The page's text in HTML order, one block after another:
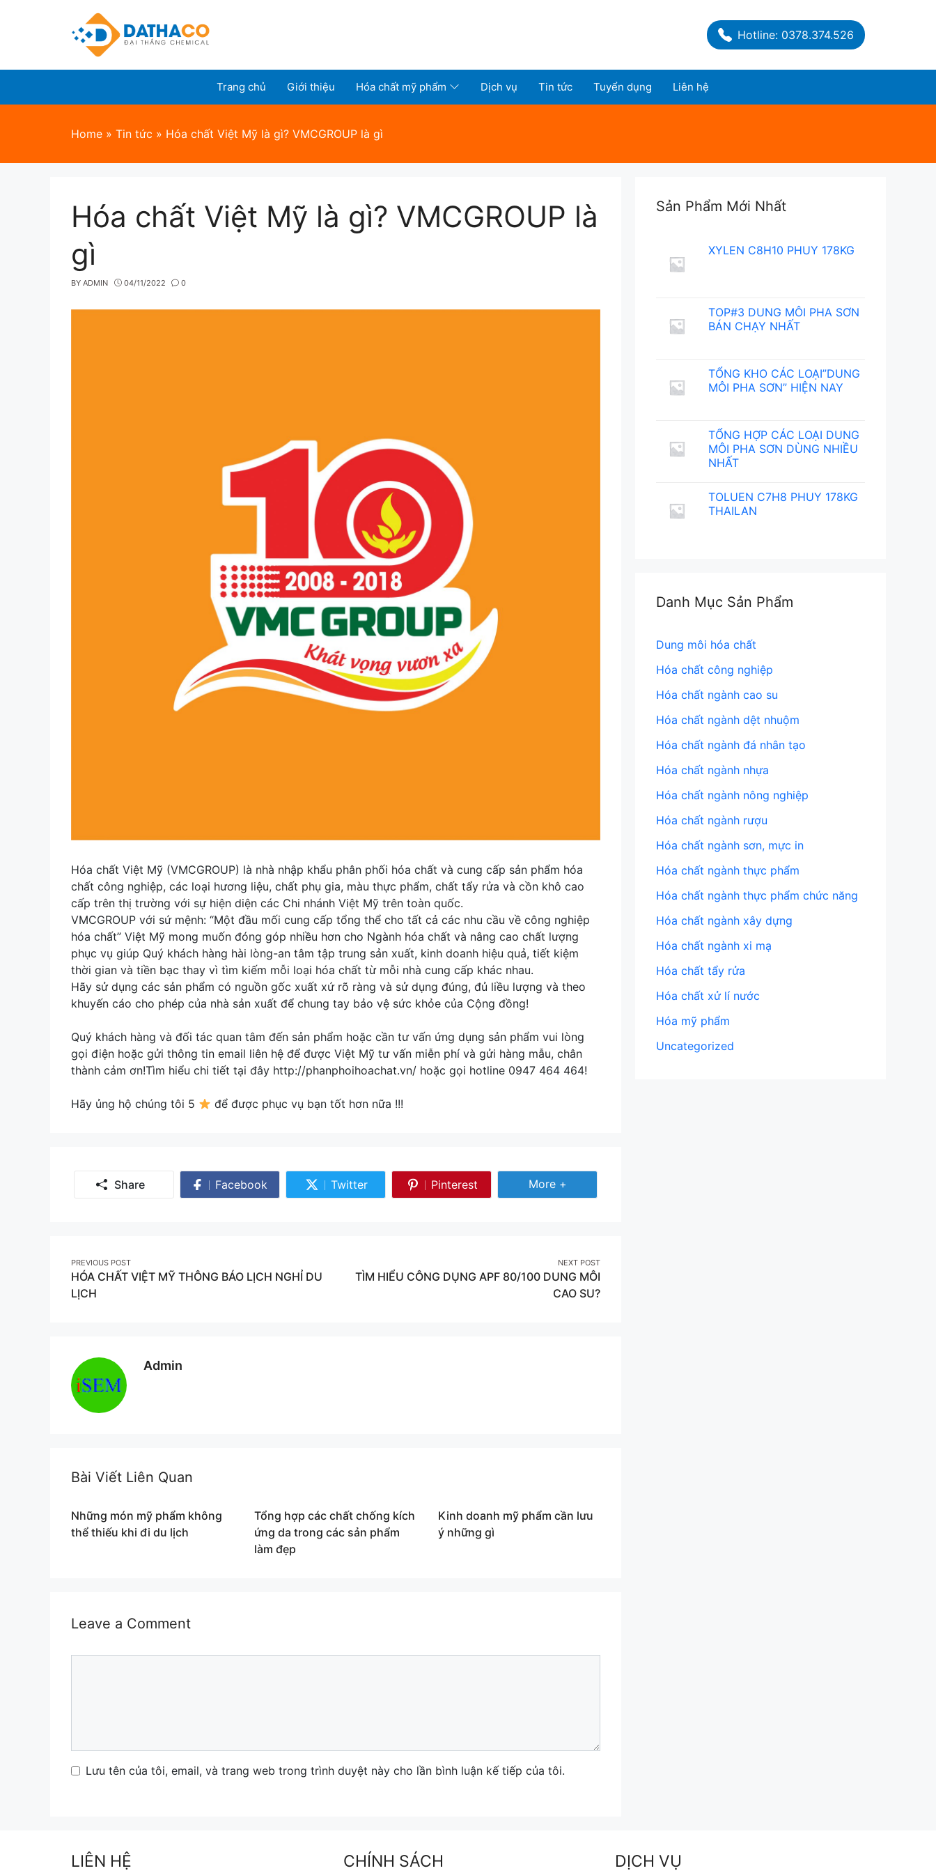
Hotline: 0378.374.526
Trang chủ Giới thiệu Hóa chất mỹ phẩm Dịch vụ Tin tức Tuyển dụng Liên hệ
Home » Tin tức » Hóa chất Việt Mỹ là gì? VMCGROUP là gì
Hóa chất Việt Mỹ là gì? VMCGROUP là
gì
BY ADMIN 04/11/2022 0
Hóa chất Việt Mỹ (VMCGROUP) là nhà nhập khẩu phân phối hóa chất và cung cấp sản phẩm hóa
chất công nghiệp, các loại hương liệu, chất phụ gia, màu thực phẩm, chất tẩy rửa và cồn khô cao
cấp trên thị trường với sự hiện diện các Chi nhánh Việt Mỹ trên toàn quốc.
VMCGROUP với sứ mệnh: “Một đầu mối cung cấp tổng thể cho tất cả các nhu cầu về công nghiệp
hóa chất” Việt Mỹ mong muốn đóng góp nhiều hơn cho Ngành hóa chất và nâng cao chất lượng
phục vụ giúp Quý khách hàng hài lòng-an tâm tập trung sản xuất, kinh doanh hiệu quả, tiết kiệm
thời gian và tiền bạc thay vì tìm kiếm mỗi loại hóa chất từ mỗi nhà cung cấp khác nhau.
Hãy sử dụng các sản phẩm có nguồn gốc xuất xứ rõ ràng và sử dụng đúng, đủ liều lượng và theo
khuyến cáo cho phép của nhà sản xuất để chung tay bảo vệ sức khỏe của Cộng đồng!
Quý khách hàng và đối tác quan tâm đến sản phẩm hoặc cần tư vấn ứng dụng sản phẩm vui lòng
gọi điện hoặc gửi thông tin email liên hệ để được Việt Mỹ tư vấn miễn phí và gửi hàng mẫu, chân
thành cảm ơn!Tìm hiểu chi tiết tại đây http://phanphoihoachat.vn/ hoặc gọi hotline 0947 464 464!
Hãy ủng hộ chúng tôi 5 để được phục vụ bạn tốt hơn nữa !!!
Share Facebook
Share
Twitter
Share
Pinterest
Share
Share
More
More +
Post
navigation
PREVIOUS POST
HÓA CHẤT VIỆT MỸ THÔNG BÁO LỊCH NGHỈ DU
LỊCH
NEXT POST
TÌM HIỂU CÔNG DỤNG APF 80/100 DUNG MÔI
CAO SU?
Admin
Bài Viết Liên Quan
Những món mỹ phẩm không
thể thiếu khi đi du lịch
Tổng hợp các chất chống kích
ứng da trong các sản phẩm
làm đẹp
Kinh doanh mỹ phẩm cần lưu
ý những gì
Leave a Comment
Name
Email
Website
Lưu tên của tôi, email, và trang web trong trình duyệt này cho lần bình luận kế tiếp của tôi.
Sản Phẩm Mới Nhất
XYLEN C8H10 PHUY 178KG
TOP#3 DUNG MÔI PHA SƠN
BÁN CHẠY NHẤT
TỔNG KHO CÁC LOẠI”DUNG
MÔI PHA SƠN” HIỆN NAY
TỔNG HỢP CÁC LOẠI DUNG
MÔI PHA SƠN DÙNG NHIỀU
NHẤT
TOLUEN C7H8 PHUY 178KG
THAILAN
Danh Mục Sản Phẩm
Dung môi hóa chất
Hóa chất công nghiệp
Hóa chất ngành cao su
Hóa chất ngành dệt nhuộm
Hóa chất ngành đá nhân tạo
Hóa chất ngành nhựa
Hóa chất ngành nông nghiệp
Hóa chất ngành rượu
Hóa chất ngành sơn, mực in
Hóa chất ngành thực phẩm
Hóa chất ngành thực phẩm chức năng
Hóa chất ngành xây dựng
Hóa chất ngành xi mạ
Hóa chất tẩy rửa
Hóa chất xử lí nước
Hóa mỹ phẩm
Uncategorized
LIÊN HỆ CHÍNH SÁCH DỊCH VỤ